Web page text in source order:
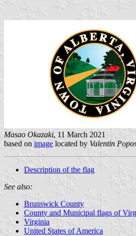
Masao Okazaki, 11 March 2021
based on image located by Valentin
Description of the flag
See also:
Brunswick County
County and Municipal flags of
Virginia
United States of America